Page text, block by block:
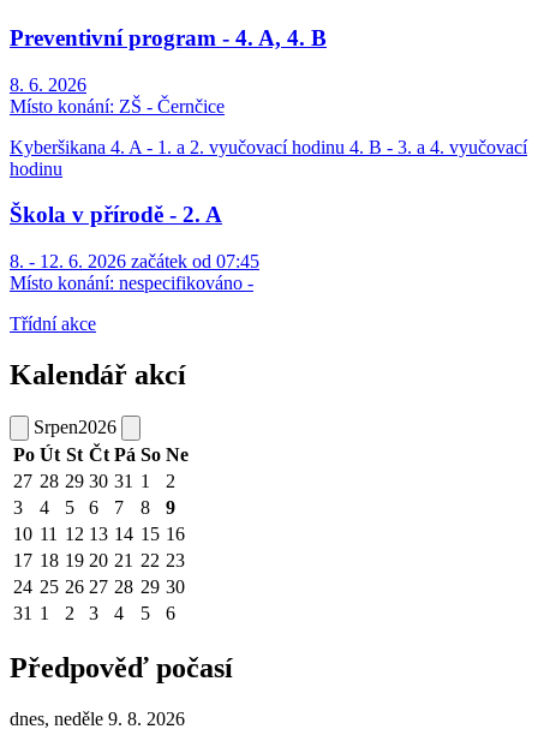
Preventivní program - 4. A, 4. B
8. 6. 2026
Místo konání: ZŠ - Černčice
Kyberšikana 4. A - 1. a 2. vyučovací hodinu 4. B - 3. a 4. vyučovací
hodinu
Škola v přírodě - 2. A
8. - 12. 6. 2026 začátek od 07:45
Místo konání: nespecifikováno -
Třídní akce
Kalendář akcí
Srpen2026
Po Út St Čt Pá So Ne
27 28 29 30 31 1
2
3
4 5 6 7 8
9
10 11 12 13 14 15 16
17 18 19 20 21 22 23
24 25 26 27 28 29 30
31 1 2 3 4 5 6
Předpověď počasí
dnes, neděle 9. 8. 2026